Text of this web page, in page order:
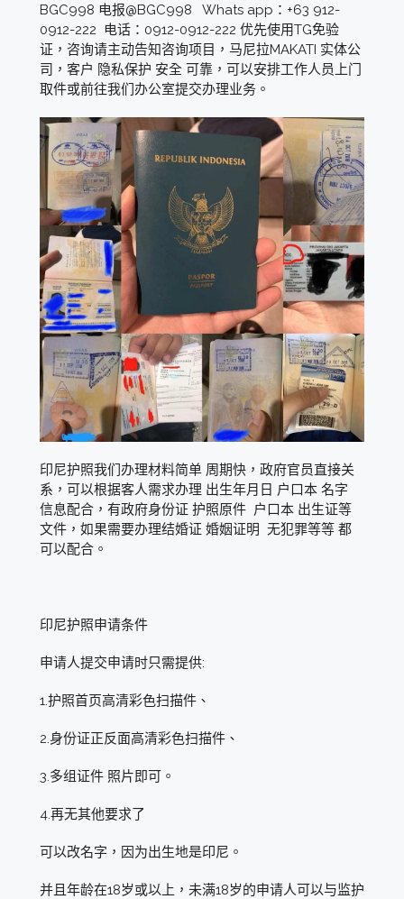
BGC998 电报@BGC998 Whats app：+63 912-
0912-222 电话：0912-0912-222 优先使用TG免验
证，咨询请主动告知咨询项目，马尼拉MAKATI 实体公
司，客户 隐私保护 安全 可靠，可以安排工作人员上门
取件或前往我们办公室提交办理业务。
印尼护照我们办理材料简单 周期快，政府官员直接关
系，可以根据客人需求办理 出生年月日 户口本 名字
信息配合，有政府身份证 护照原件 户口本 出生证等
文件，如果需要办理结婚证 婚姻证明 无犯罪等等 都
可以配合。
印尼护照申请条件
申请人提交申请时只需提供:
1.护照首页高清彩色扫描件、
2.身份证正反面高清彩色扫描件、
3.多组证件 照片即可。
4.再无其他要求了
可以改名字，因为出生地是印尼。
并且年龄在18岁或以上，未满18岁的申请人可以与监护